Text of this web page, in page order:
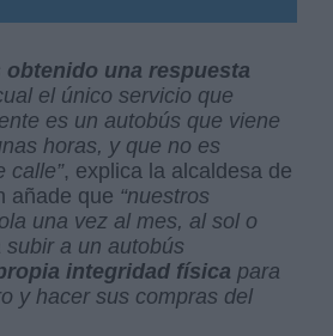
obtenido una respuesta
el único servicio que
es un autobús que viene
horas, y que no es
calle”, explica la alcaldesa de
añade que “nuestros
una vez al mes, al sol o
a un autobús
integridad física para
y hacer sus compras del